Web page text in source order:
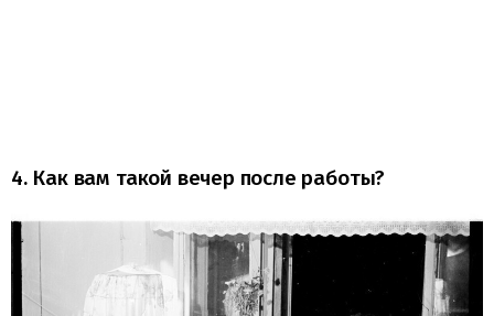
4. Как вам такой вечер после работы?